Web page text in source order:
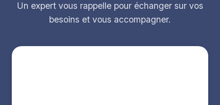
Un expert vous rappelle pour échanger sur vos
besoins et vous accompagner.